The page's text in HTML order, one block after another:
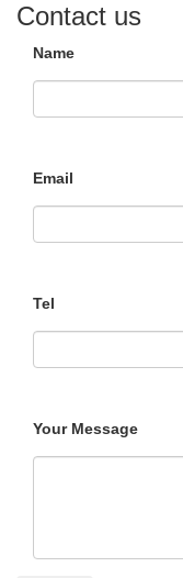
Contact us
Name
Email
Tel
Your Message